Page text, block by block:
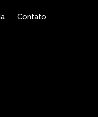
Contato